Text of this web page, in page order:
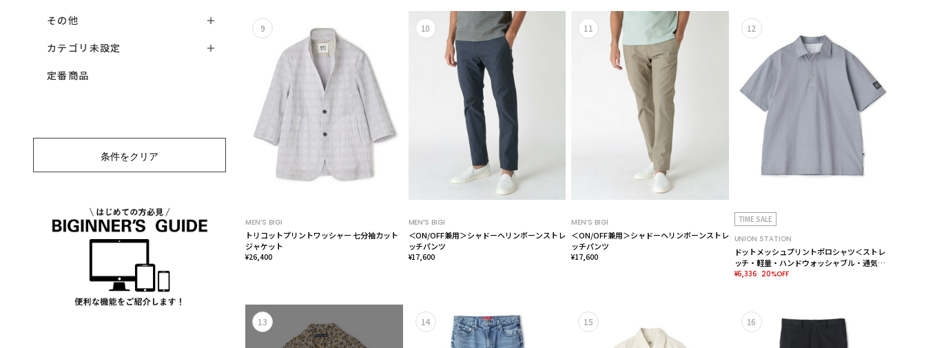
その他
カテゴリ未設定
定番商品
条件をクリア
9
MEN’S BIGI
トリコットプリントワッシャー 七分袖カット
ジャケット
¥26,400
10
MEN’S BIGI
＜ON/OFF兼用＞シャドーヘリンボーンストレ
ッチパンツ
¥17,600
11
MEN’S BIGI
＜ON/OFF兼用＞シャドーヘリンボーンストレ
ッチパンツ
¥17,600
12
TIME SALE
UNION STATION
ドットメッシュプリントポロシャツ＜ストレ
ッチ・軽量・ハンドウォッシャブル・通気性
＞
¥6,336 20%OFF
13 14 15 16